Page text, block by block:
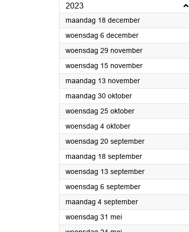
2023
maandag 18 december2023
woensdag 6 december2023
woensdag 29 november2023
woensdag 15 november2023
maandag 13 november2023
maandag 30 oktober2023
woensdag 25 oktober2023
woensdag 4 oktober2023
woensdag 20 september2023
maandag 18 september2023
woensdag 13 september2023
woensdag 6 september2023
maandag 4 september2023
woensdag 31 mei2023